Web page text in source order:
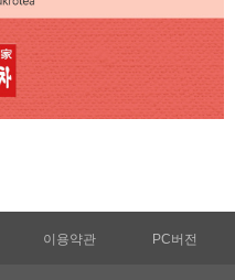
이용약관 PC버전